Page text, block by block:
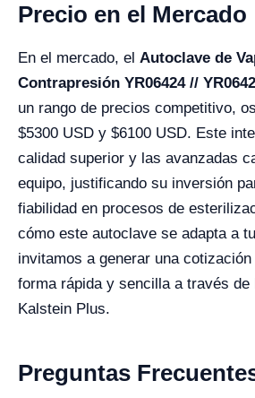
Precio en el Mercado
En el mercado, el Autoclave de
Contrapresión YR06424 //
un rango de precios competitivo,
$5300 USD y $6100 USD. Este
calidad superior y las avanzadas
equipo, justificando su inversión
fiabilidad en procesos de
cómo este autoclave se adapta a
invitamos a generar una
forma rápida y sencilla a través de
Kalstein Plus.
Preguntas